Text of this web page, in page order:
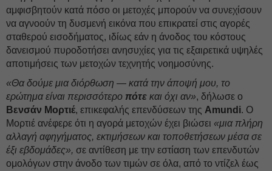
αμφισβητούν κατά πόσο οι μετοχές μπορούν να συνεχίσουν
να αγνοούν τη δυσμενή εικόνα που επικρατεί στις αγορές
σταθερού εισοδήματος, ιδίως εάν η άνοδος του κόστους
δανεισμού πυροδοτήσει ανησυχίες για τις εξαιρετικά υψηλές
αποτιμήσεις των μετοχών τεχνητής νοημοσύνης.
«Θα δούμε μια διόρθωση — κατά την άποψή μου, το
ερώτημα είναι περισσότερο πότε και όχι αν», δήλωσε ο
Βενσάν Μορτιέ, επικεφαλής επενδύσεων της Amundi. Ο
Μορτιέ ανέφερε ότι η αγορά μετοχών έχει βιώσει «μια πλήρη
αλλαγή αφηγήματος, εκτιμήσεων και τοποθετήσεων μέσα σε
έξι εβδομάδες», σε αντίθεση με την εστίαση των επενδυτών
ομολόγων στην άνοδο των τιμών σε όλα, από το ντίζελ έως